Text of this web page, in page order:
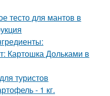
тесто для мантов в
Картошка Дольками в
туристов
- 1 кг.